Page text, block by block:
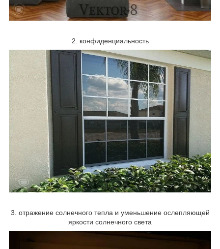
2. конфиденциальность
3. отражение солнечного тепла и уменьшение ослепляющей
яркости солнечного света